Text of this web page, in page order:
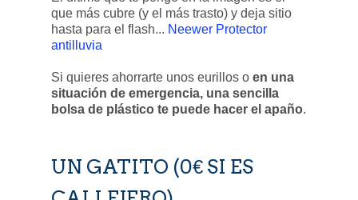
que más cubre (y el más trasto) y deja sitio
hasta para el flash... Neewer Protector
antilluvia
Si quieres ahorrarte unos eurillos o en una
situación de emergencia, una sencilla
bolsa de plástico te puede hacer el apaño.
UN GATITO (0€ SI ES